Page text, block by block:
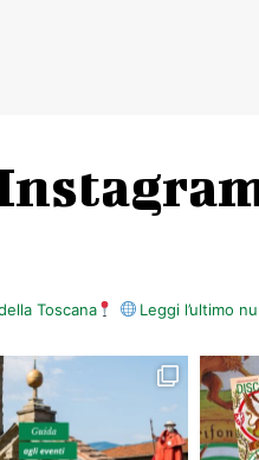
Toscana Leggi l’ultimo